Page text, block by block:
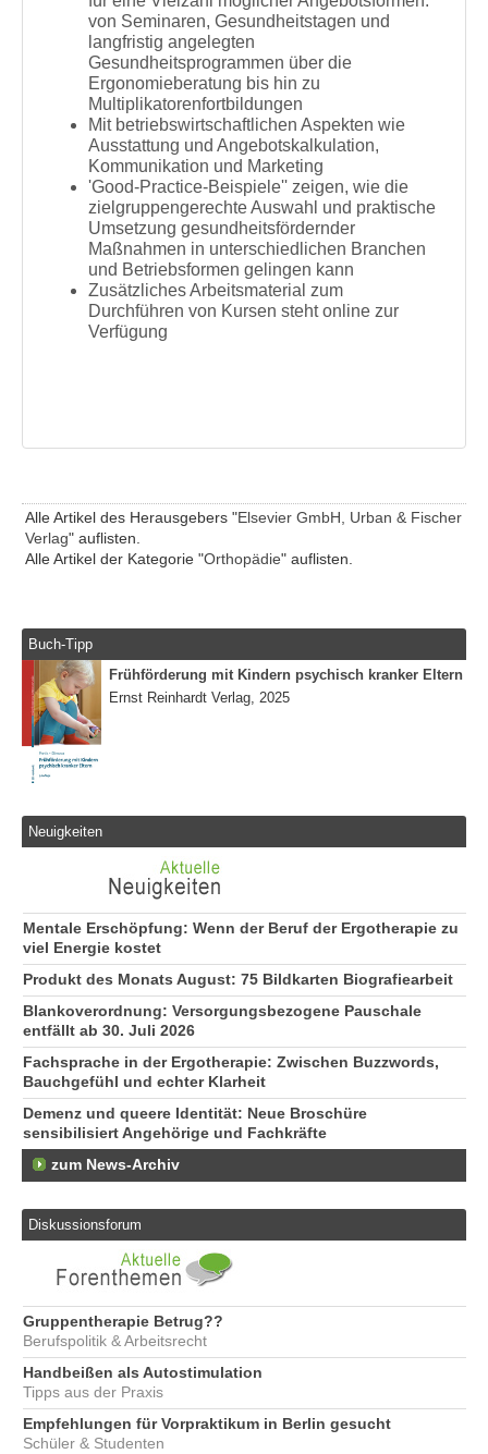
von Seminaren, Gesundheitstagen und
langfristig angelegten
Gesundheitsprogrammen über die
Ergonomieberatung bis hin zu
Multiplikatorenfortbildungen
Mit betriebswirtschaftlichen Aspekten wie
Ausstattung und Angebotskalkulation,
Kommunikation und Marketing
'Good-Practice-Beispiele'' zeigen, wie die
zielgruppengerechte Auswahl und praktische
Umsetzung gesundheitsfördernder
Maßnahmen in unterschiedlichen Branchen
und Betriebsformen gelingen kann
Zusätzliches Arbeitsmaterial zum
Durchführen von Kursen steht online zur
Verfügung
Alle Artikel des Herausgebers "Elsevier GmbH, Urban & Fischer
Verlag" auflisten.
Alle Artikel der Kategorie "Orthopädie" auflisten.
Buch-Tipp
Frühförderung mit Kindern psychisch kranker Eltern
Ernst Reinhardt Verlag, 2025
Neuigkeiten
Mentale Erschöpfung: Wenn der Beruf der Ergotherapie zu
viel Energie kostet
Produkt des Monats August: 75 Bildkarten Biografiearbeit
Blankoverordnung: Versorgungsbezogene Pauschale
entfällt ab 30. Juli 2026
Fachsprache in der Ergotherapie: Zwischen Buzzwords,
Bauchgefühl und echter Klarheit
Demenz und queere Identität: Neue Broschüre
sensibilisiert Angehörige und Fachkräfte
zum News-Archiv
Diskussionsforum
Gruppentherapie Betrug??
Berufspolitik & Arbeitsrecht
Handbeißen als Autostimulation
Tipps aus der Praxis
Empfehlungen für Vorpraktikum in Berlin gesucht
Schüler & Studenten